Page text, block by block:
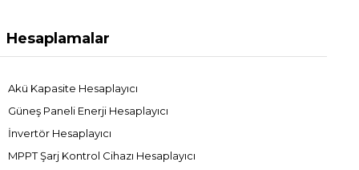
Hesaplamalar
Akü Kapasite Hesaplayıcı
Güneş Paneli Enerji Hesaplayıcı
İnvertör Hesaplayıcı
MPPT Şarj Kontrol Cihazı Hesaplayıcı